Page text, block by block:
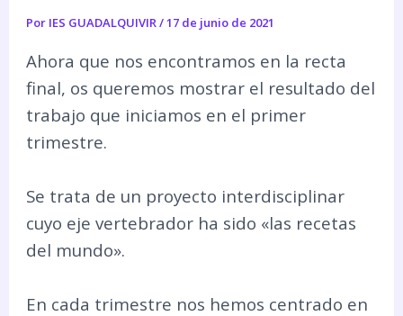
Por IES GUADALQUIVIR/17 de junio de 2021
Ahora que nos encontramos en la recta
final, os queremos mostrar el resultado del
trabajo que iniciamos en el primer
trimestre.
Se trata de un proyecto interdisciplinar
cuyo eje vertebrador ha sido «las recetas
del mundo».
En cada trimestre nos hemos centrado en